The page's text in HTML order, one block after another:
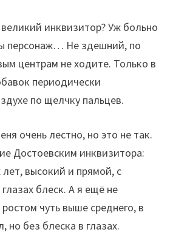
инквизитор? Уж больно
персонаж… Не здешний, по
центрам не ходите. Только в
периодически
по щелчку пальцев.
очень лестно, но это не так.
Достоевским инквизитора:
высокий и прямой, с
блеск. А я ещё не
чуть выше среднего, в
но без блеска в глазах.